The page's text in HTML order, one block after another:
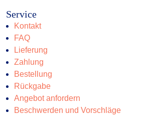
Service
Kontakt
FAQ
Lieferung
Zahlung
Bestellung
Rückgabe
Angebot anfordern
Beschwerden und Vorschläge